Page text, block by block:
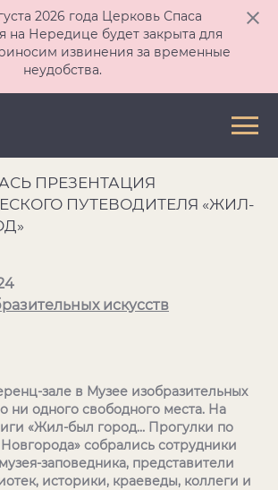
2026 года Церковь Спаса
Нередице будет закрыта для
извинения за временные
неудобства.
ПРЕЗЕНТАЦИЯ
ПУТЕВОДИТЕЛЯ «ЖИЛ-
искусств
зале в Музее изобразительных
ни одного свободного места. На
«Жил-был город… Прогулки по
собрались сотрудники
заповедника, представители
историки, краеведы, коллеги и